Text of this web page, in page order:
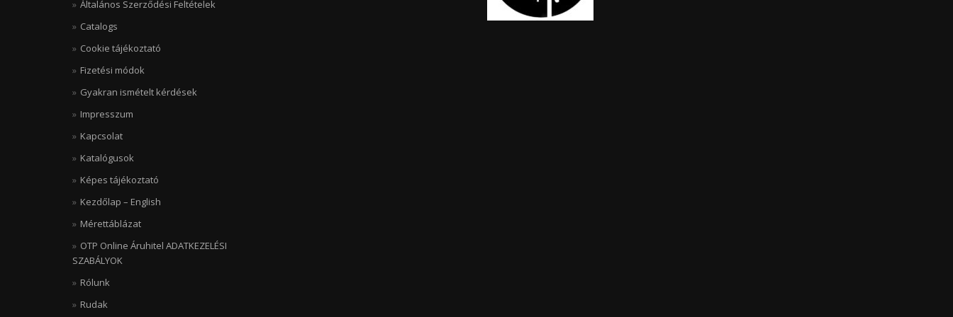
Általános Szerződési Feltételek
Catalogs
Cookie tájékoztató
Fizetési módok
Gyakran ismételt kérdések
Impresszum
Kapcsolat
Katalógusok
Képes tájékoztató
Kezdőlap – English
Mérettáblázat
OTP Online Áruhitel ADATKEZELÉSI
SZABÁLYOK
Rólunk
Rudak